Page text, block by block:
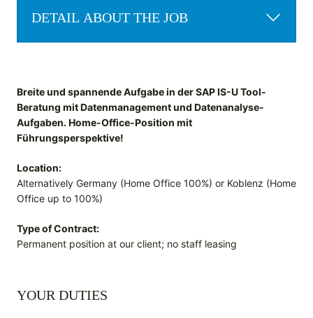
DETAIL ABOUT THE JOB
Breite und spannende Aufgabe in der SAP IS-U Tool-
Beratung mit Datenmanagement und Datenanalyse-
Aufgaben. Home-Office-Position mit
Führungsperspektive!
Location:
Alternatively Germany (Home Office 100%) or Koblenz (Home
Office up to 100%)
Type of Contract:
Permanent position at our client; no staff leasing
YOUR DUTIES